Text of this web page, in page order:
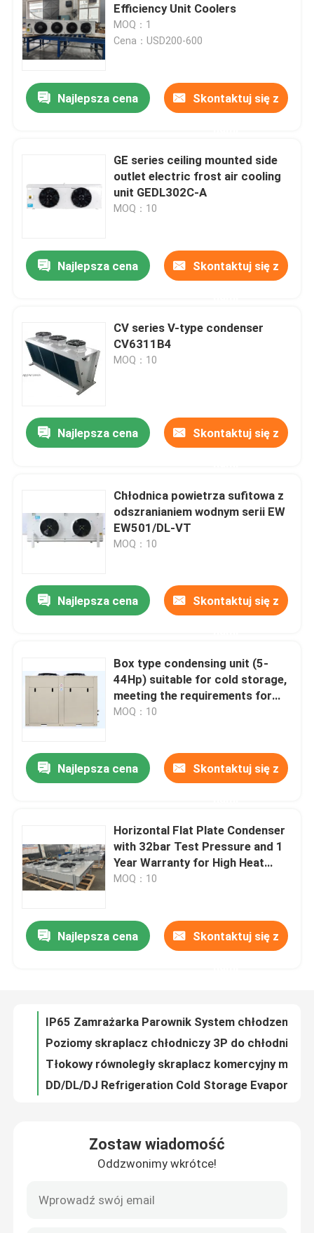
Produkty
Skontaktuj się z nami
Nowości
Efficiency Unit Coolers
MOQ：1
Cena：USD200-600
Najlepsza cena Skontaktuj się z
GE series ceiling mounted side
outlet electric frost air cooling
unit GEDL302C-A
MOQ：10
Najlepsza cena Skontaktuj się z
CV series V-type condenser
CV6311B4
MOQ：10
Najlepsza cena Skontaktuj się z
Chłodnica powietrza sufitowa z
odszranianiem wodnym serii EW
EW501/DL-VT
MOQ：10
Najlepsza cena Skontaktuj się z
Box type condensing unit (5-
44Hp) suitable for cold storage,
meeting the requirements for
refrigerants such as R404A,
MOQ：10
Najlepsza cena Skontaktuj się z
Horizontal Flat Plate Condenser
with 32bar Test Pressure and 1
Year Warranty for High Heat
Exchange Efficiency
MOQ：10
Najlepsza cena Skontaktuj się z
Frost Temp Monoblock Agregat skraplający do chłodni Układ chłodzenia do chłodni
R507 Czynnik chłodniczy Jednostka systemu chłodzenia w chłodni ODM
ODM Pojedynczy skraplacz chłodzony wodą Poziomy skraplacz płaszczowo-rurowy
Cold Room Parallel Scroll Condensing Unit Compressor Rack
Zostaw wiadomość
Oddzwonimy wkrótce!